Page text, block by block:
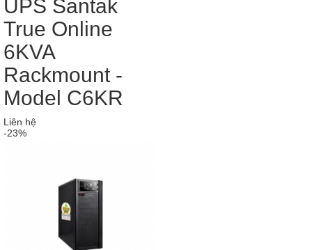
UPS Santak
True Online
6KVA
Rackmount -
Model C6KR
Liên hệ
-23%